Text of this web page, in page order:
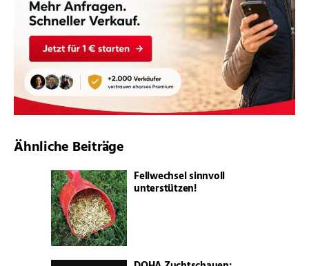
Ähnliche Beiträge
Fellwechsel sinnvoll
unterstützen!